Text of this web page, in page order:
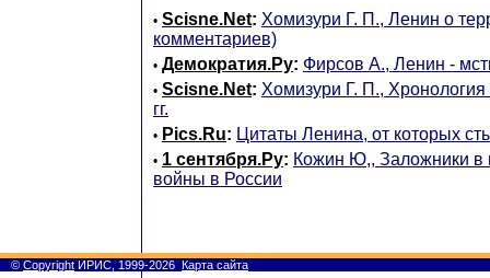
• Scisne.Net: Хомизури Г. П., Ленин о
комментариев)
• Демократия.Ру: Фирсов А., Ленин -
• Scisne.Net: Хомизури Г. П.,
гг.
• Pics.Ru: Цитаты Ленина, от которых
• 1 сентября.Ру: Кожин Ю,, Заложники в
войны в России
© Copyright ИРИС, 1999-2026 Карта сайта